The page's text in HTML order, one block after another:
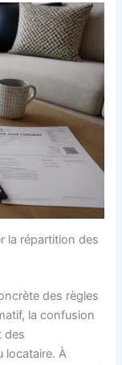
la répartition des
des règles
la confusion
des
locataire. À